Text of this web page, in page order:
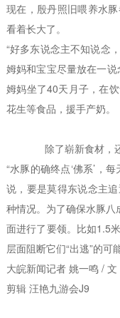
现在，殷丹照旧喂养水
看着长大了。
“好多东说念主不知说念
姆妈和宝宝尽量放在一
姆妈坐了40天月子，在
花生等食品，援手产奶。
除了崭新食材，
“水豚的确终点‘佛系’，
说，要是莫得东说念主
种情况。为了确保水豚八
面进行了要领。比如1.5
层面阻断它们“出逃”的可能
大皖新闻记者 姚一鸣 /
剪辑 汪艳九游会J9